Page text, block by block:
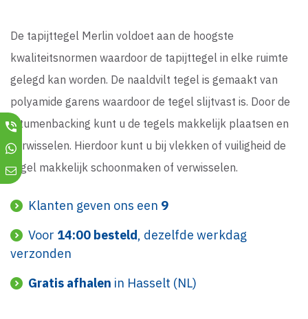
De tapijttegel Merlin voldoet aan de hoogste
kwaliteitsnormen waardoor de tapijttegel in elke ruimte
gelegd kan worden. De naaldvilt tegel is gemaakt van
polyamide garens waardoor de tegel slijtvast is. Door de
bitumenbacking kunt u de tegels makkelijk plaatsen en
verwisselen. Hierdoor kunt u bij vlekken of vuiligheid de
tegel makkelijk schoonmaken of verwisselen.
Klanten geven ons een 9
Voor 14:00 besteld, dezelfde werkdag
verzonden
Gratis afhalen in Hasselt (NL)